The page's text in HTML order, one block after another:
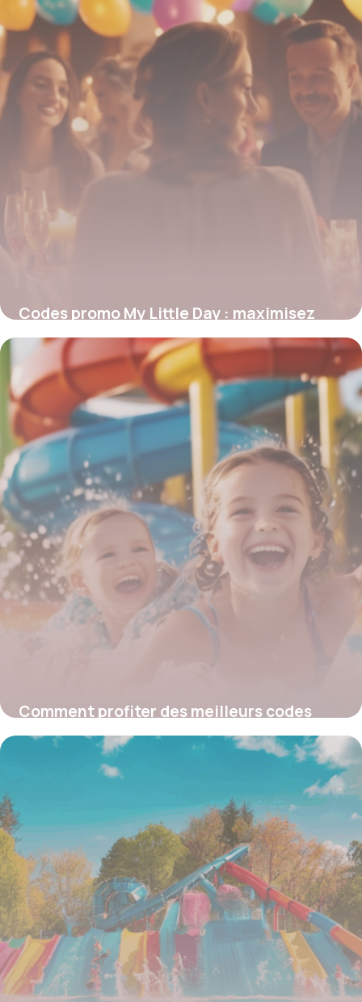
Codes promo My Little Day : maximisez
vos économies sur la décoration de fête
4 juillet 2025
Comment profiter des meilleurs codes
promo pour Plopsaqua et faire le plein
d’économies sur vos billets